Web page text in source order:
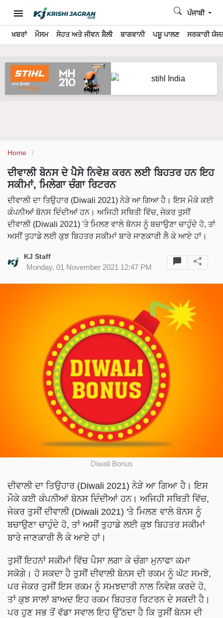
ਖਬਰਾਂ ਮੌਸਮ ਸੇਹਤ ਅਤੇ ਜੀਵਨ ਸ਼ੈਲੀ ਬਾਗਵਾਨੀ ਪਸ਼ੂ ਪਾਲਣ ਸਰਕਾਰੀ
ਪੰਜਾਬੀ
Home
ਦੀਵਾਲੀ ਬੋਨਸ ਦੇ ਪੈਸੇ ਨਿਵੇਸ਼ ਕਰਨ ਲਈ ਬਿਹਤਰ ਹਨ ਇਹ
ਸਕੀਮਾਂ, ਮਿਲੇਗਾ ਚੰਗਾ ਰਿਟਰਨ
ਦੀਵਾਲੀ ਦਾ ਤਿਉਹਾਰ (Diwali 2021) ਨੇੜੇ ਆ ਗਿਆ ਹੈ। ਇਸ ਮੌਕੇ ਕਈ
ਕੰਪਨੀਆਂ ਬੋਨਸ ਦਿੰਦੀਆਂ ਹਨ। ਅਜਿਹੀ ਸਥਿਤੀ ਵਿੱਚ, ਜੇਕਰ ਤੁਸੀਂ
ਦੀਵਾਲੀ (Diwali 2021) 'ਤੇ ਮਿਲਣ ਵਾਲੇ ਬੋਨਸ ਨੂੰ ਬਚਾਉਣਾ ਚਾਹੁੰਦੇ ਹੋ, ਤਾਂ
ਅਸੀਂ ਤੁਹਾਡੇ ਲਈ ਕੁਝ ਬਿਹਤਰ ਸਕੀਮਾਂ ਬਾਰੇ ਜਾਣਕਾਰੀ ਲੈ ਕੇ ਆਏ ਹਾਂ।
KJ Staff
Monday, 01 November 2021 12:47 PM
Diwali Bonus
ਦੀਵਾਲੀ ਦਾ ਤਿਉਹਾਰ (Diwali 2021) ਨੇੜੇ ਆ ਗਿਆ ਹੈ। ਇਸ
ਮੌਕੇ ਕਈ ਕੰਪਨੀਆਂ ਬੋਨਸ ਦਿੰਦੀਆਂ ਹਨ। ਅਜਿਹੀ ਸਥਿਤੀ ਵਿੱਚ,
ਜੇਕਰ ਤੁਸੀਂ ਦੀਵਾਲੀ (Diwali 2021) 'ਤੇ ਮਿਲਣ ਵਾਲੇ ਬੋਨਸ ਨੂੰ
ਬਚਾਉਣਾ ਚਾਹੁੰਦੇ ਹੋ, ਤਾਂ ਅਸੀਂ ਤੁਹਾਡੇ ਲਈ ਕੁਝ ਬਿਹਤਰ ਸਕੀਮਾਂ
ਬਾਰੇ ਜਾਣਕਾਰੀ ਲੈ ਕੇ ਆਏ ਹਾਂ।
ਤੁਸੀਂ ਇਹਨਾਂ ਸਕੀਮਾਂ ਵਿੱਚ ਪੈਸਾ ਲਗਾ ਕੇ ਚੰਗਾ ਮੁਨਾਫਾ ਕਮਾ
ਸਕੋਗੇ। ਹੋ ਸਕਦਾ ਹੈ ਤੁਸੀਂ ਦੀਵਾਲੀ ਬੋਨਸ ਦੀ ਰਕਮ ਨੂੰ ਘੱਟ ਸਮਝੋ,
ਪਰ ਜੇਕਰ ਤੁਸੀਂ ਇਸ ਰਕਮ ਨੂੰ ਸਮਝਦਾਰੀ ਨਾਲ ਨਿਵੇਸ਼ ਕਰਦੇ ਹੋ,
ਤਾਂ ਕੁਝ ਸਾਲਾਂ ਬਾਅਦ ਇਹ ਰਕਮ ਬਿਹਤਰ ਰਿਟਰਨ ਦੇ ਸਕਦੀ ਹੈ।
ਪਰ ਹੁਣ ਸਭ ਤੋਂ ਵੱਡਾ ਸਵਾਲ ਇਹ ਉੱਠਦਾ ਹੈ ਕਿ ਤੁਸੀਂ ਬੋਨਸ ਦੀ